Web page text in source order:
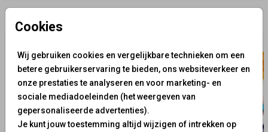
Cookies
Wij gebruiken cookies en vergelijkbare technieken om een
betere gebruikerservaring te bieden, ons websiteverkeer en
onze prestaties te analyseren en voor marketing- en
sociale mediadoeleinden (het weergeven van
gepersonaliseerde advertenties).
Je kunt jouw toestemming altijd wijzigen of intrekken op
✨ Deze ontwerpen vind je misschien ook leuk